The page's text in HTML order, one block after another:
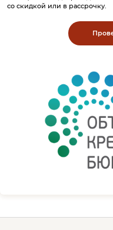
со скидкой или в рассрочку.